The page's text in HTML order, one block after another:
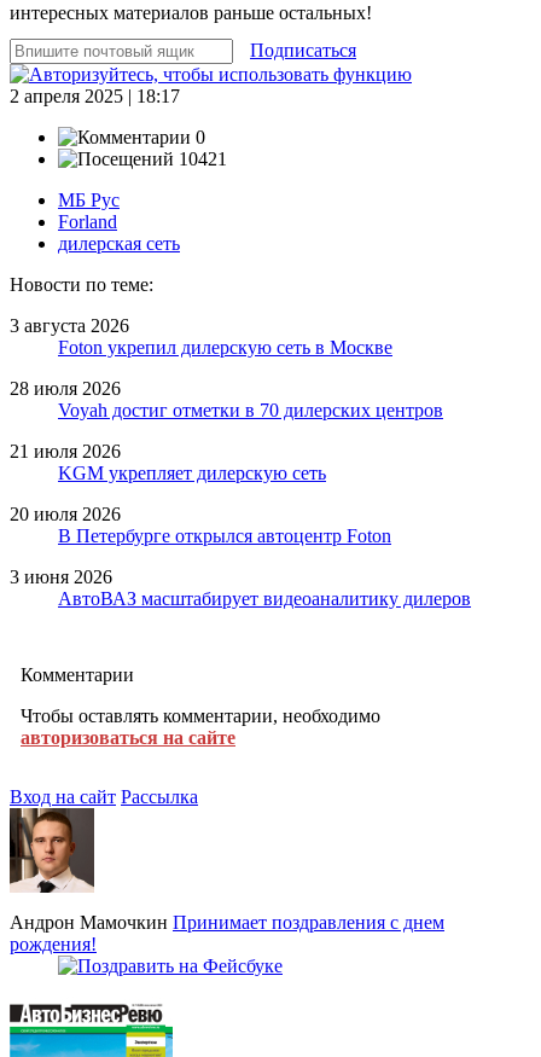
интересных материалов раньше остальных!
Подписаться
2 апреля 2025 | 18:17
0
10421
МБ Рус
Forland
дилерская сеть
Новости по теме:
3 августа 2026
Foton укрепил дилерскую сеть в Москве
28 июля 2026
Voyah достиг отметки в 70 дилерских центров
21 июля 2026
KGM укрепляет дилерскую сеть
20 июля 2026
В Петербурге открылся автоцентр Foton
3 июня 2026
АвтоВАЗ масштабирует видеоаналитику дилеров
Комментарии
Чтобы оставлять комментарии, необходимо
авторизоваться на сайте
Вход на сайт Рассылка
Андрон Мамочкин Принимает поздравления с днем
рождения!